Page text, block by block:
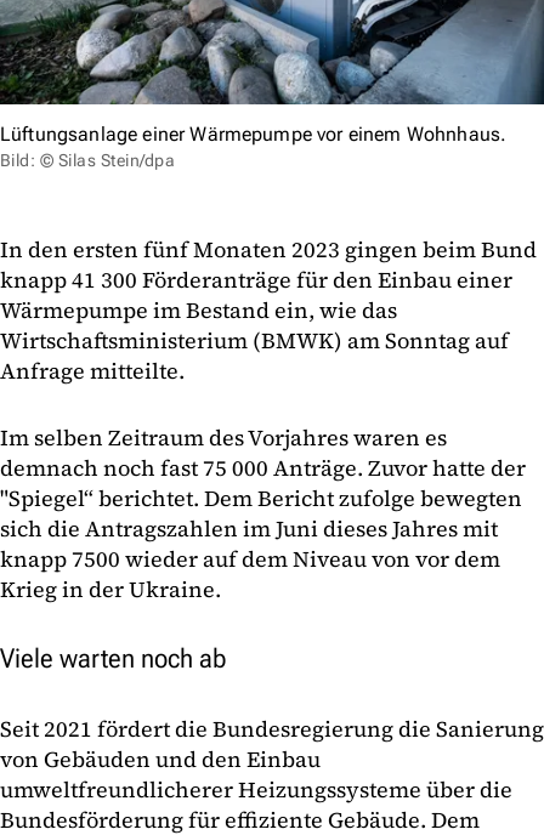
Lüftungsanlage einer Wärmepumpe vor einem Wohnhaus.
Bild: © Silas Stein/dpa
In den ersten fünf Monaten 2023 gingen beim Bund
knapp 41 300 Förderanträge für den Einbau einer
Wärmepumpe im Bestand ein, wie das
Wirtschaftsministerium (BMWK) am Sonntag auf
Anfrage mitteilte.
Im selben Zeitraum des Vorjahres waren es
demnach noch fast 75 000 Anträge. Zuvor hatte der
"Spiegel“ berichtet. Dem Bericht zufolge bewegten
sich die Antragszahlen im Juni dieses Jahres mit
knapp 7500 wieder auf dem Niveau von vor dem
Krieg in der Ukraine.
Viele warten noch ab
Seit 2021 fördert die Bundesregierung die Sanierung
von Gebäuden und den Einbau
umweltfreundlicherer Heizungssysteme über die
Bundesförderung für effiziente Gebäude. Dem